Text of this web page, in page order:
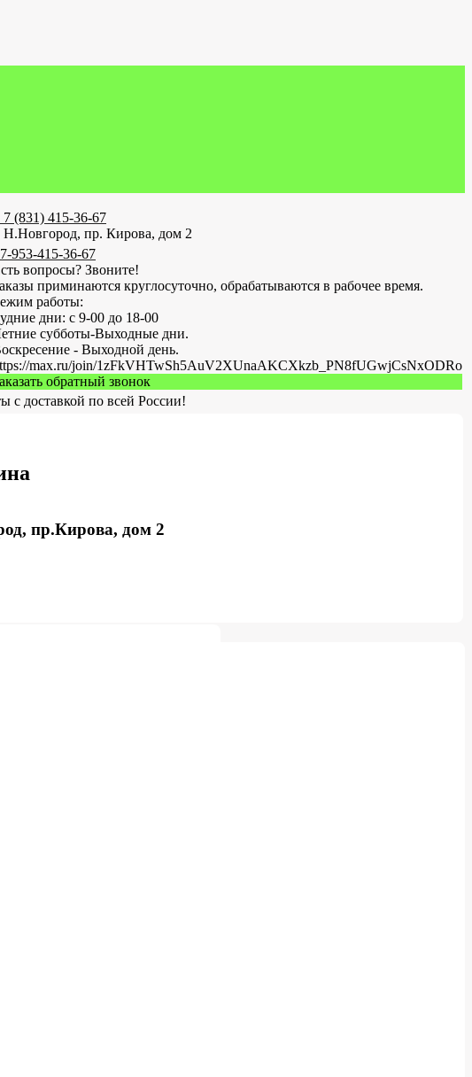
7 (831) 415-36-67
Н.Новгород, пр. Кирова, дом 2
953-415-36-67
вопросы? Звоните!
приминаются круглосуточно, обрабатываются в рабочее время.
работы:
дни: с 9-00 до 18-00
субботы-Выходные дни.
- Выходной день.
max.ru/join/1zFkVHTwSh5AuV2XUnaAKCXkzb_PN8fUGwjCsNxODRo
обратный звонок
с доставкой по всей России!
пр.Кирова, дом 2